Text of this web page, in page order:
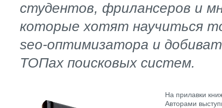
студентов, фрилансеров и
которые хотят научиться
seo-оптимизатора и
ТОПах поисковых систем.
На прилавки
Авторами